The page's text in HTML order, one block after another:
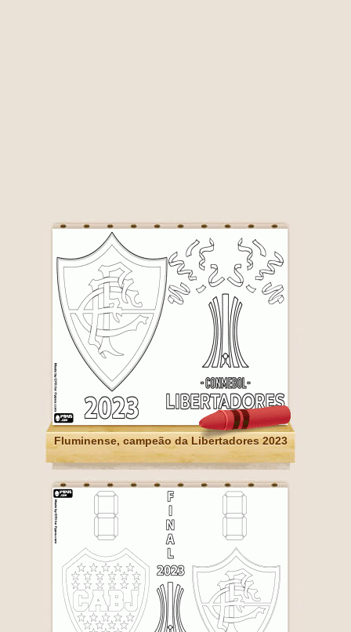
Fluminense, campeão da Libertadores 2023